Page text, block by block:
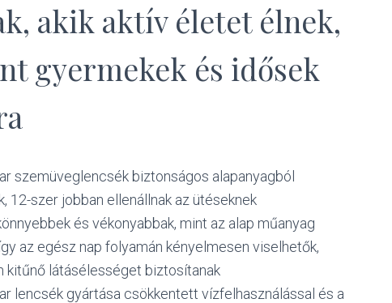
akik aktív életet élnek,
gyermekek és idősek
szemüveglencsék biztonságos alapanyagból
12-szer jobban ellenállnak az ütéseknek
és vékonyabbak, mint az alap műanyag
az egész nap folyamán kényelmesen viselhetők,
kitűnő látásélességet biztosítanak
lencsék gyártása csökkentett vízfelhasználással és a